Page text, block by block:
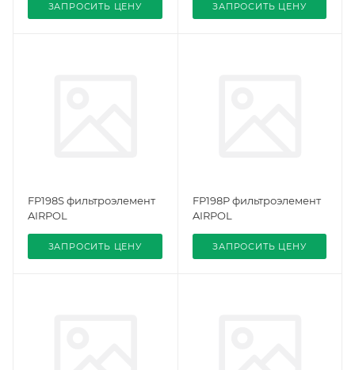
ЗАПРОСИТЬ ЦЕНУ ЗАПРОСИТЬ ЦЕНУ
FP198S фильтроэлемент
AIRPOL
ЗАПРОСИТЬ ЦЕНУ
FP198P фильтроэлемент
AIRPOL
ЗАПРОСИТЬ ЦЕНУ